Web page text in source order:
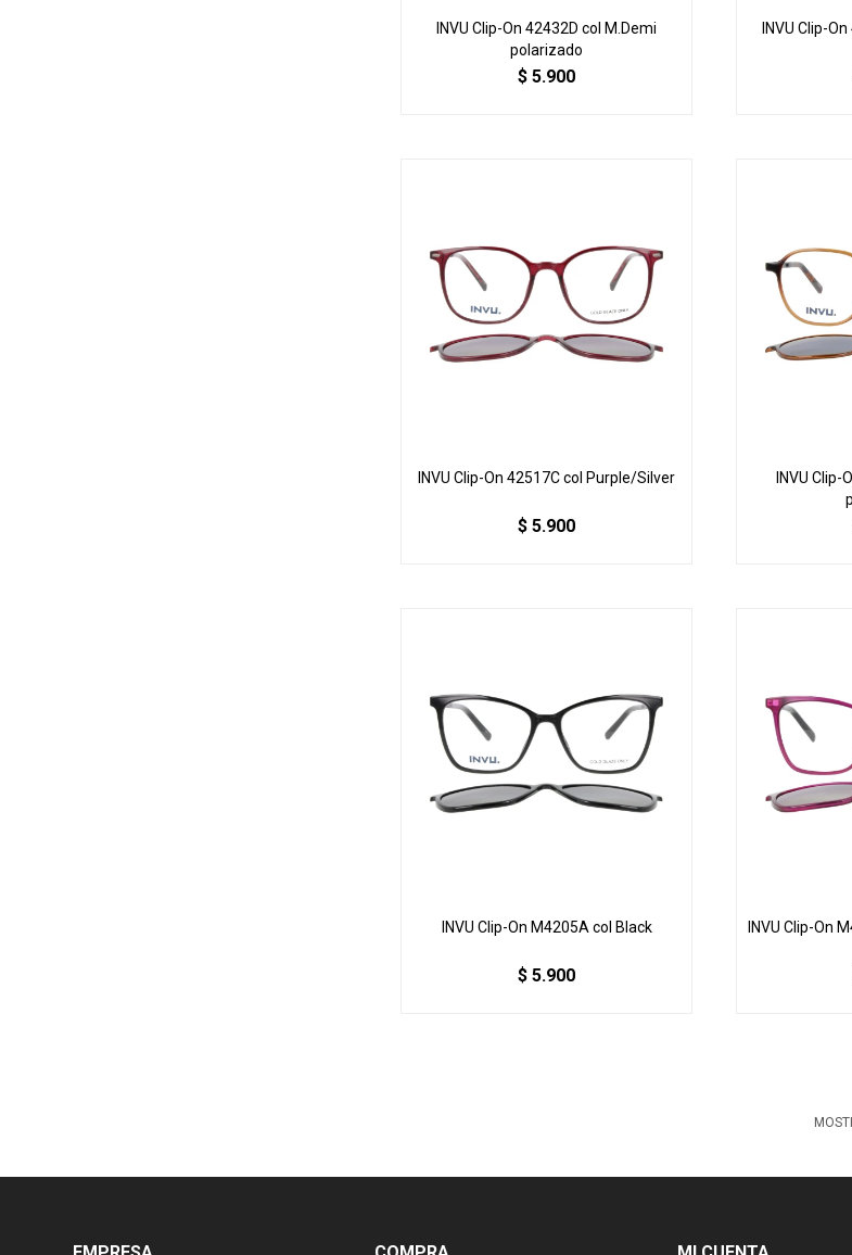
INVU Clip-On 42432D col M.Demi
polarizado
$ 5.900
INVU Clip-
INVU Clip-On 42517C col Purple/Silver
$ 5.900
INVU
INVU Clip-On M4205A col Black
$ 5.900
INVU Clip-On